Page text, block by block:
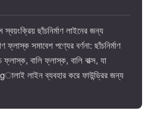
স্বয়ংক্রিয় ছাঁচনির্মাণ লাইনের জন্য
সমাবেশ পণ্যের বর্ণনা: ছাঁচনির্মাণ
ফ্লাস্ক, বালি ফ্লাস্ক, বালি বাক্স, যা
লাইন ব্যবহার করে ফাউন্ড্রির জন্য